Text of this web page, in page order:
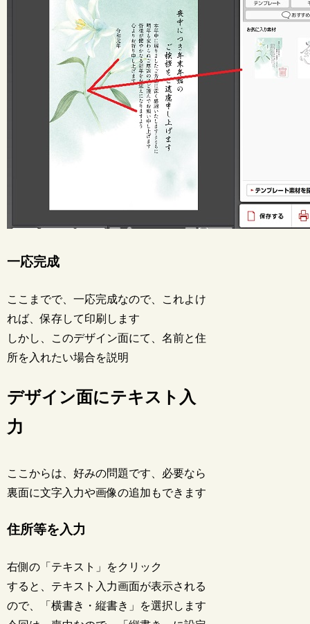
一応完成
ここまでで、一応完成なので、これよけ
れば、保存して印刷します
しかし、このデザイン面にて、名前と住
所を入れたい場合を説明
デザイン面にテキスト入
力
ここからは、好みの問題です、必要なら
裏面に文字入力や画像の追加もできます
住所等を入力
右側の「テキスト」をクリック
すると、テキスト入力画面が表示される
ので、「横書き・縦書き」を選択します